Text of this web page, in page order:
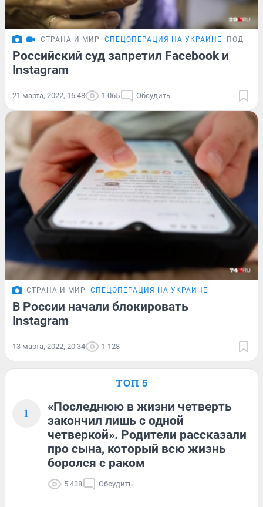
СТРАНА И МИР СПЕЦОПЕРАЦИЯ НА УКРАИНЕ
Российский суд запретил Facebook и
Instagram
21 марта, 2022, 16:48 1 065 Обсудить
СТРАНА И МИР СПЕЦОПЕРАЦИЯ НА УКРАИНЕ
В России начали блокировать
Instagram
13 марта, 2022, 20:34 1 128
ТОП 5
1
«Последнюю в жизни четверть
закончил лишь с одной
четверкой». Родители рассказали
про сына, который всю жизнь
боролся с раком
5 438 Обсудить